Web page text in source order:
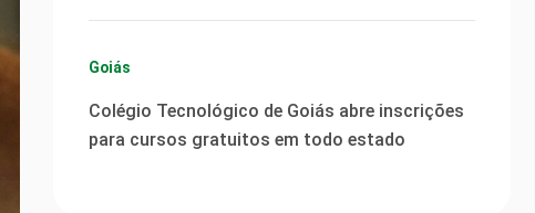
Goiás
Colégio Tecnológico de Goiás abre inscrições
para cursos gratuitos em todo estado